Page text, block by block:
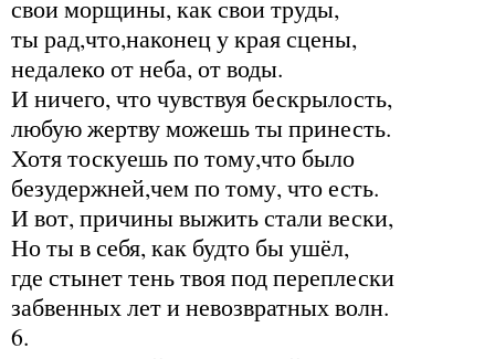
свои морщины, как свои труды,
ты рад,что,наконец у края сцены,
недалеко от неба, от воды.
И ничего, что чувствуя бескрылость,
любую жертву можешь ты принесть.
Хотя тоскуешь по тому,что было
безудержней,чем по тому, что есть.
И вот, причины выжить стали вески,
Но ты в себя, как будто бы ушёл,
где стынет тень твоя под переплески
забвенных лет и невозвратных волн.
6.